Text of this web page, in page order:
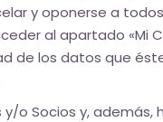
y oponerse a
al apartado «Mi
de los datos que
y/o Socios y,